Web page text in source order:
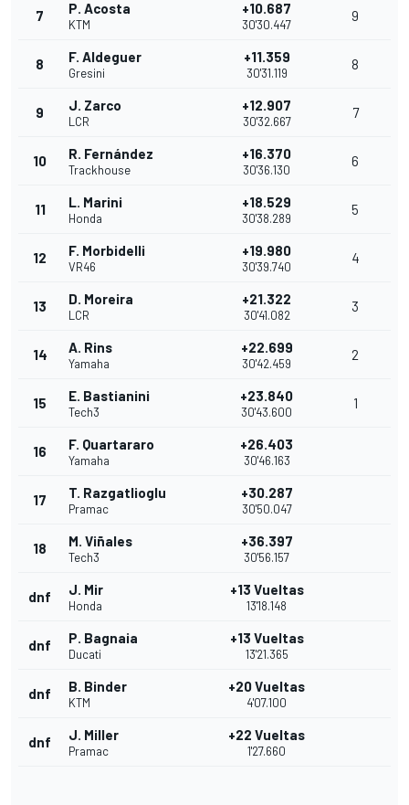
7 P. Acosta
KTM
+10.687
30'30.447
9
8 F. Aldeguer
Gresini
+11.359
30'31.119
8
9 J. Zarco
LCR
+12.907
30'32.667
7
10 R. Fernández
Trackhouse
+16.370
30'36.130
6
11 L. Marini
Honda
+18.529
30'38.289
5
12 F. Morbidelli
VR46
+19.980
30'39.740
4
13 D. Moreira
LCR
+21.322
30'41.082
3
14 A. Rins
Yamaha
+22.699
30'42.459
2
15 E. Bastianini
Tech3
+23.840
30'43.600
1
16 F. Quartararo
Yamaha
+26.403
30'46.163
17 T. Razgatlioglu
Pramac
+30.287
30'50.047
18 M. Viñales
Tech3
+36.397
30'56.157
dnf J. Mir
Honda
+13 Vueltas
13'18.148
dnf P. Bagnaia
Ducati
+13 Vueltas
13'21.365
dnf B. Binder
KTM
+20 Vueltas
4'07.100
dnf J. Miller
Pramac
+22 Vueltas
1'27.660